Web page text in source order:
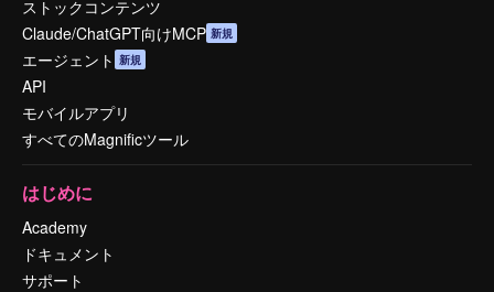
ストックコンテンツ
Claude/ChatGPT向けMCP 新規
エージェント 新規
API
モバイルアプリ
すべてのMagnificツール
はじめに
Academy
ドキュメント
サポート